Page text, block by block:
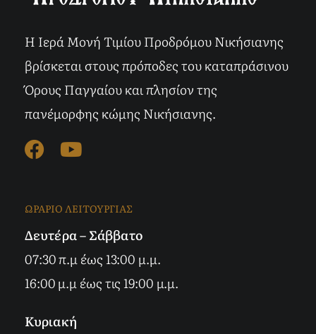
Η Ιερά Μονή Τιμίου Προδρόμου Νικήσιανης
βρίσκεται στους πρόποδες του καταπράσινου
Όρους Παγγαίου και πλησίον της
πανέμορφης κώμης Νικήσιανης.
ΩΡΑΡΙΟ ΛΕΙΤΟΥΡΓΙΑΣ
Δευτέρα – Σάββατο
07:30 π.μ έως 13:00 μ.μ.
16:00 μ.μ έως τις 19:00 μ.μ.
Κυριακή